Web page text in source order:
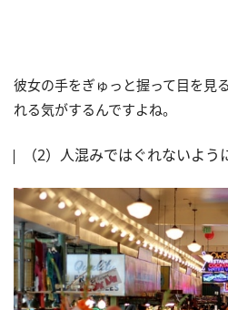
彼女の手をぎゅっと握って目を見
れる気がするんですよね。
（2）人混みではぐれないよう